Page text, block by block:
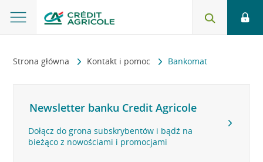
Strona główna Kontakt i pomoc Bankomat
Newsletter banku Credit Agricole
Dołącz do grona subskrybentów i bądź na
bieżąco z nowościami i promocjami